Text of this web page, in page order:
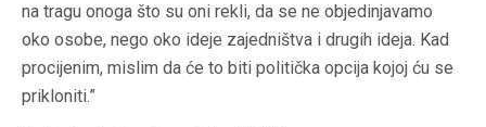
na tragu onoga što su oni rekli, da se ne objedinjavamo
oko osobe, nego oko ideje zajedništva i drugih ideja. Kad
procijenim, mislim da će to biti politička opcija kojoj ću se
prikloniti.”